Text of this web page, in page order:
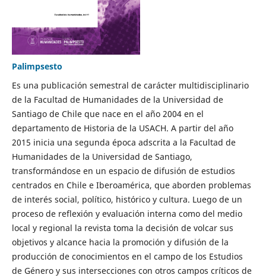
Palimpsesto
Es una publicación semestral de carácter multidisciplinario
de la Facultad de Humanidades de la Universidad de
Santiago de Chile que nace en el año 2004 en el
departamento de Historia de la USACH. A partir del año
2015 inicia una segunda época adscrita a la Facultad de
Humanidades de la Universidad de Santiago,
transformándose en un espacio de difusión de estudios
centrados en Chile e Iberoamérica, que aborden problemas
de interés social, político, histórico y cultura. Luego de un
proceso de reflexión y evaluación interna como del medio
local y regional la revista toma la decisión de volcar sus
objetivos y alcance hacia la promoción y difusión de la
producción de conocimientos en el campo de los Estudios
de Género y sus intersecciones con otros campos críticos de